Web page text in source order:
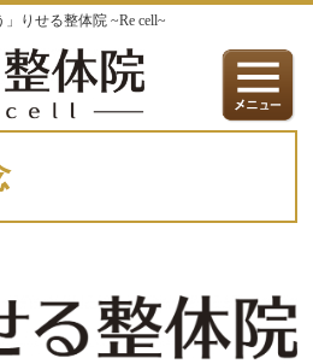
りせる整体院 ~Re cell~